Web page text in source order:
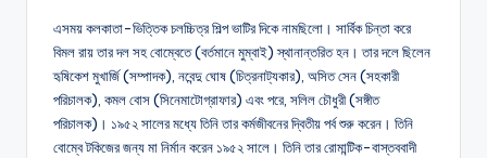
এসময় কলকাতা-ভিত্তিক চলচ্চিত্র শিল্প ভাটির দিকে নামছিলো। সার্বিক চিন্তা করে
বিমল রায় তার দল সহ বোম্বেতে (বর্তমানে মুম্বাই) স্থানান্তরিত হন। তার দলে ছিলেন
হৃষিকেশ মুখার্জি (সম্পাদক), নবেন্দু ঘোষ (চিত্রনাট্যকার), অসিত সেন (সহকারী
পরিচালক), কমল বোস (সিনেমাটোগ্রাফার) এবং পরে, সলিল চৌধুরী (সঙ্গীত
পরিচালক)। ১৯৫২ সালের মধ্যে তিনি তার কর্মজীবনের দ্বিতীয় পর্ব শুরু করেন। তিনি
বোম্বে টকিজের জন্য মা নির্মান করেন ১৯৫২ সালে। তিনি তার রোমান্টিক-বাস্তববাদী